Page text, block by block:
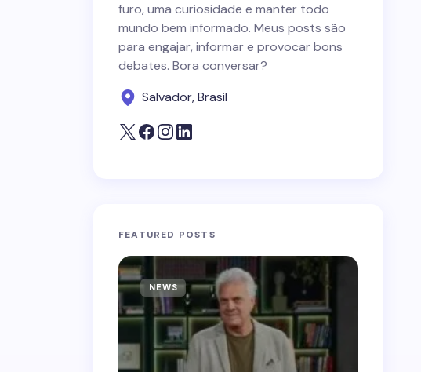
furo, uma curiosidade e manter todo
mundo bem informado. Meus posts são
para engajar, informar e provocar bons
debates. Bora conversar?
Salvador, Brasil
FEATURED POSTS
NEWS